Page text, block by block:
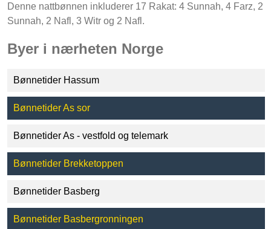
Denne nattbønnen inkluderer 17 Rakat: 4 Sunnah, 4 Farz, 2
Sunnah, 2 Nafl, 3 Witr og 2 Nafl.
Byer i nærheten Norge
Bønnetider Hassum
Bønnetider As sor
Bønnetider As - vestfold og telemark
Bønnetider Brekketoppen
Bønnetider Basberg
Bønnetider Basbergronningen